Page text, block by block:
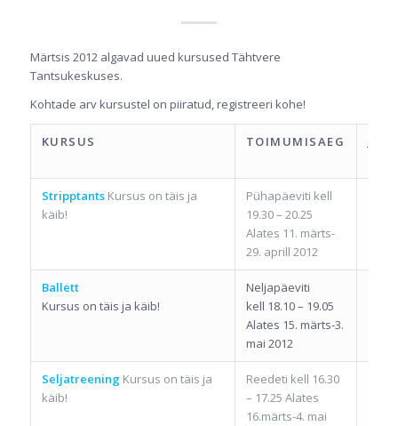
Märtsis 2012 algavad uued kursused Tähtvere
Tantsukeskuses.
Kohtade arv kursustel on piiratud, registreeri kohe!
KURSUS TOIMUMISAEG
Stripptants Kursus on täis ja
käib!
Pühapäeviti kell
19.30 – 20.25
Alates 11. märts-
29. aprill 2012
Ballett
Kursus on täis ja käib!
Neljapäeviti
kell 18.10 – 19.05
Alates 15. märts-3.
mai 2012
Seljatreening Kursus on täis ja
käib!
Reedeti kell 16.30
– 17.25 Alates
16.märts-4. mai